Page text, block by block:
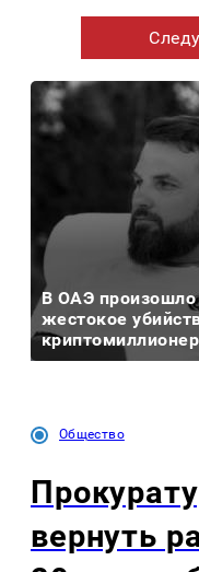
В ОАЭ произошло
жестокое
Общество
вернуть